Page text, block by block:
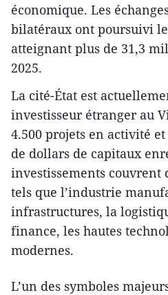
économique. Les
bilatéraux ont poursuivi
atteignant plus de 31,3
2025.
La cité-État est
investisseur étranger au
4.500 projets en activité
de dollars de capitaux
investissements couvrent
tels que l’industrie
infrastructures, la
finance, les hautes
modernes.
L’un des symboles